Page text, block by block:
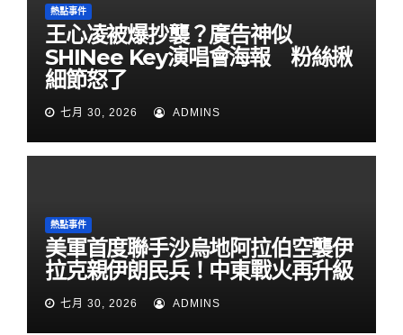
熱點事件
王心凌被爆抄襲？廣告神似
SHINee Key演唱會海報 粉絲揪
細節怒了
七月 30, 2026 ADMINS
熱點事件
美軍首度聯手沙烏地阿拉伯空襲伊
拉克親伊朗民兵！中東戰火再升級
七月 30, 2026 ADMINS